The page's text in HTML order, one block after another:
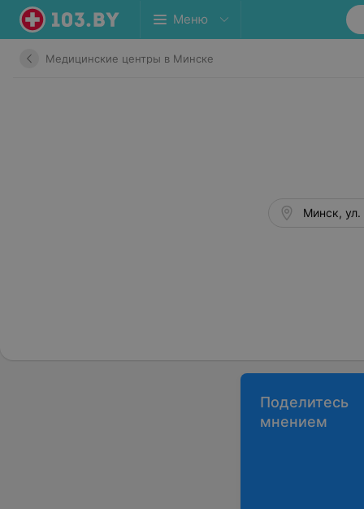
Меню
Медицинские центры в Минске
Минск, ул.
Поделитесь
мнением